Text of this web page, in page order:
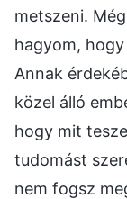
metszeni.
hagyom,
Annak
közel álló
hogy mit
tudomást
nem fogsz